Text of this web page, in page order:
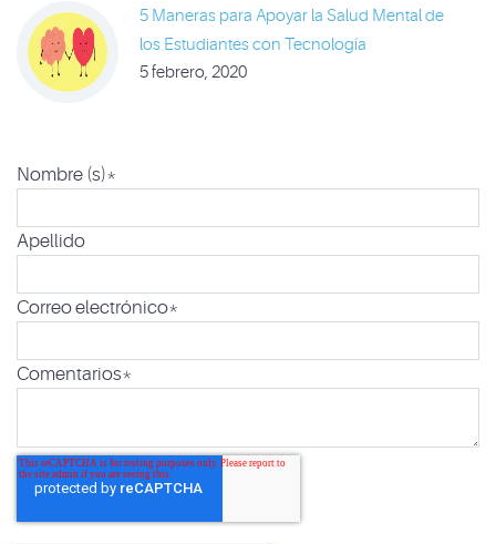
5 Maneras para Apoyar la Salud Mental de
los Estudiantes con Tecnología
5 febrero, 2020
Nombre (s)*
Apellido
Correo electrónico*
Comentarios*